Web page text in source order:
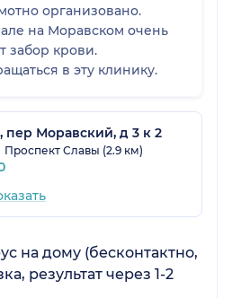
организовано.
на Моравском очень
забор крови.
в эту клинику.
пер Моравский, д 3 к 2
Проспект Славы (2.9 км)
на дому (бесконтактно,
результат через 1-2